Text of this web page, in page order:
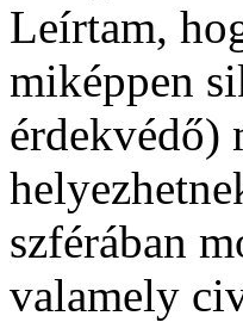
Leírtam,
miképpen
érdekvédő)
szférában
valamely